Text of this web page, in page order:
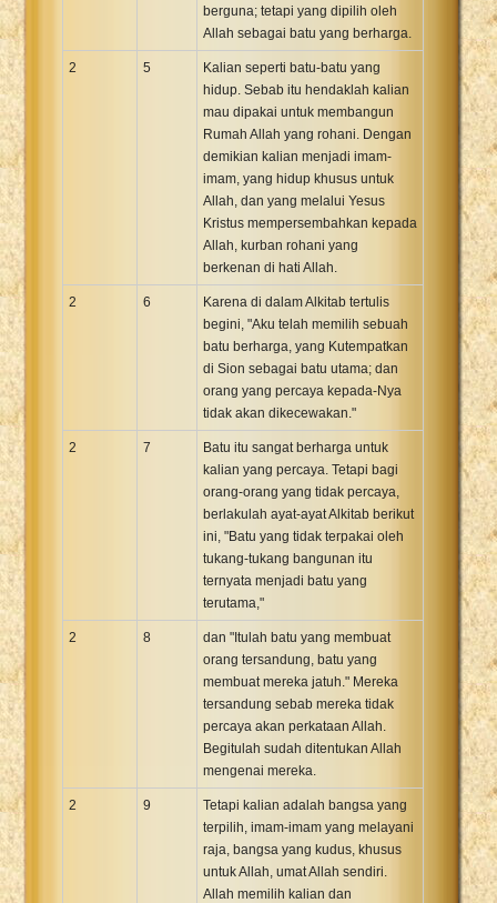
berguna; tetapi yang dipilih oleh
Allah sebagai batu yang berharga.
2 5
Kalian seperti batu-batu yang
hidup. Sebab itu hendaklah kalian
mau dipakai untuk membangun
Rumah Allah yang rohani. Dengan
demikian kalian menjadi imam-
imam, yang hidup khusus untuk
Allah, dan yang melalui Yesus
Kristus mempersembahkan kepada
Allah, kurban rohani yang
berkenan di hati Allah.
2 6
Karena di dalam Alkitab tertulis
begini, "Aku telah memilih sebuah
batu berharga, yang Kutempatkan
di Sion sebagai batu utama; dan
orang yang percaya kepada-Nya
tidak akan dikecewakan."
2 7
Batu itu sangat berharga untuk
kalian yang percaya. Tetapi bagi
orang-orang yang tidak percaya,
berlakulah ayat-ayat Alkitab berikut
ini, "Batu yang tidak terpakai oleh
tukang-tukang bangunan itu
ternyata menjadi batu yang
terutama,"
2 8
dan "Itulah batu yang membuat
orang tersandung, batu yang
membuat mereka jatuh." Mereka
tersandung sebab mereka tidak
percaya akan perkataan Allah.
Begitulah sudah ditentukan Allah
mengenai mereka.
2 9
Tetapi kalian adalah bangsa yang
terpilih, imam-imam yang melayani
raja, bangsa yang kudus, khusus
untuk Allah, umat Allah sendiri.
Allah memilih kalian dan